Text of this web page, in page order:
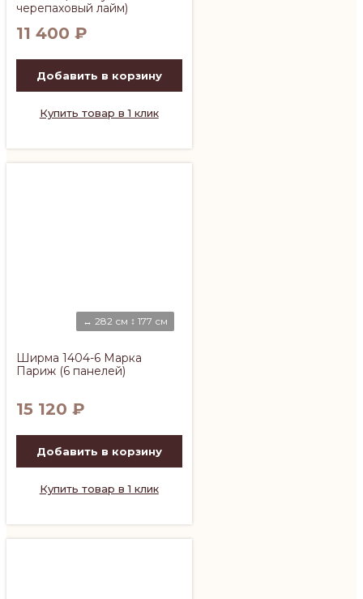
черепаховый лайм)
11 400 ₽
Добавить в корзину
Купить товар в 1 клик
↔ 282 см ↕ 177 см
Ширма 1404-6 Марка
Париж (6 панелей)
15 120 ₽
Добавить в корзину
Купить товар в 1 клик